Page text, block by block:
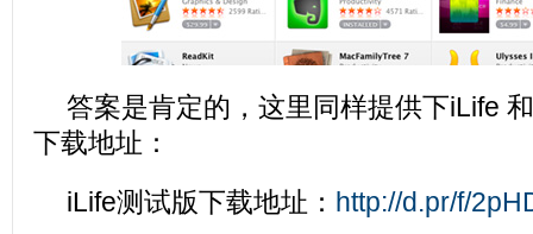
答案是肯定的，这里同样提供下iLife
下载地址：
iLife测试版下载地址： http://d.pr/f/